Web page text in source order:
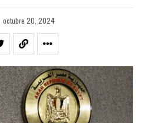
octubre 20, 2024